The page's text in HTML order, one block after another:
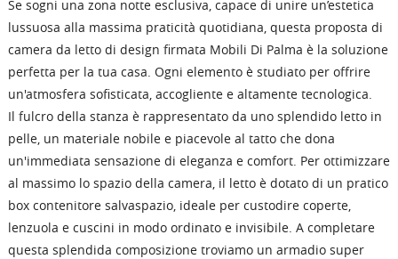
Se sogni una zona notte esclusiva, capace di unire un’estetica
lussuosa alla massima praticità quotidiana, questa proposta di
camera da letto di design firmata Mobili Di Palma è la soluzione
perfetta per la tua casa. Ogni elemento è studiato per offrire
un'atmosfera sofisticata, accogliente e altamente tecnologica.
Il fulcro della stanza è rappresentato da uno splendido letto in
pelle, un materiale nobile e piacevole al tatto che dona
un'immediata sensazione di eleganza e comfort. Per ottimizzare
al massimo lo spazio della camera, il letto è dotato di un pratico
box contenitore salvaspazio, ideale per custodire coperte,
lenzuola e cuscini in modo ordinato e invisibile. A completare
questa splendida composizione troviamo un armadio super